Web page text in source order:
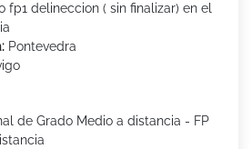
fp1 delineccion ( sin finalizar) en el
Pontevedra
de Grado Medio a distancia - FP